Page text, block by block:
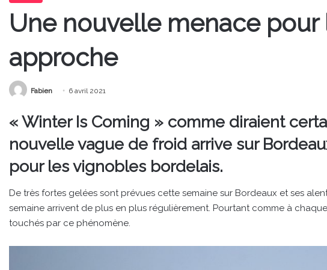
Une nouvelle menace pour
approche
Fabien 6 avril 2021
« Winter Is Coming » comme diraient
nouvelle vague de froid arrive sur
pour les vignobles bordelais.
De très fortes gelées sont prévues cette semaine sur Bordeaux et ses
semaine arrivent de plus en plus régulièrement. Pourtant comme à
touchés par ce phénomène.